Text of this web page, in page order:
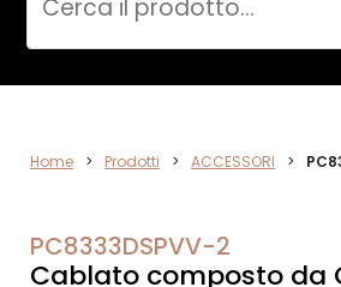
AUDIO
Cerca
Home > Prodotti > ACCESSORI >
PC8333DSPVV-2
Cablato composto da